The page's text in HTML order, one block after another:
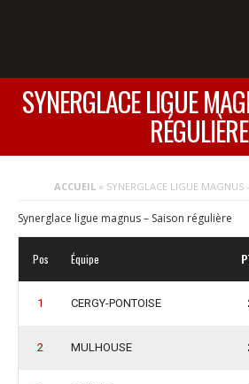
SYNERGLACE LIGUE
RÉGULIÈRE
ACCUEIL » SYNERGLACE LIGUE MAGNUS
Synerglace ligue magnus – Saison régulière
Pos Équipe
1 CERGY-PONTOISE
2 MULHOUSE